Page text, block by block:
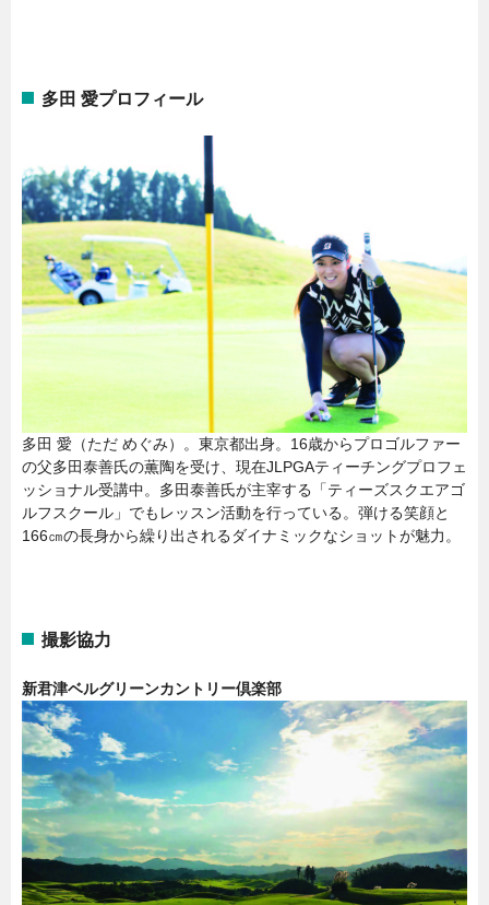
多田 愛プロフィール
多田 愛（ただ めぐみ）。東京都出身。16歳からプロゴルファー
の父多田泰善氏の薫陶を受け、現在JLPGAティーチングプロフェ
ッショナル受講中。多田泰善氏が主宰する「ティーズスクエアゴ
ルフスクール」でもレッスン活動を行っている。弾ける笑顔と
166㎝の長身から繰り出されるダイナミックなショットが魅力。
撮影協力
新君津ベルグリーンカントリー倶楽部